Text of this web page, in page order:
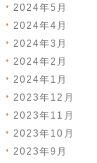
2024年5月
2024年4月
2024年3月
2024年2月
2024年1月
2023年12月
2023年11月
2023年10月
2023年9月